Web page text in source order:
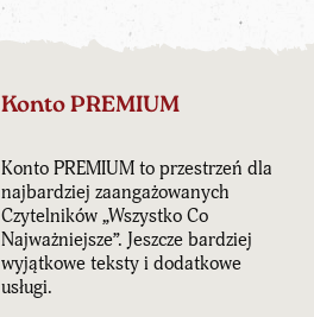
Konto PREMIUM
Konto PREMIUM to przestrzeń dla
najbardziej zaangażowanych
Czytelników „Wszystko Co
Najważniejsze”. Jeszcze bardziej
wyjątkowe teksty i dodatkowe
usługi.